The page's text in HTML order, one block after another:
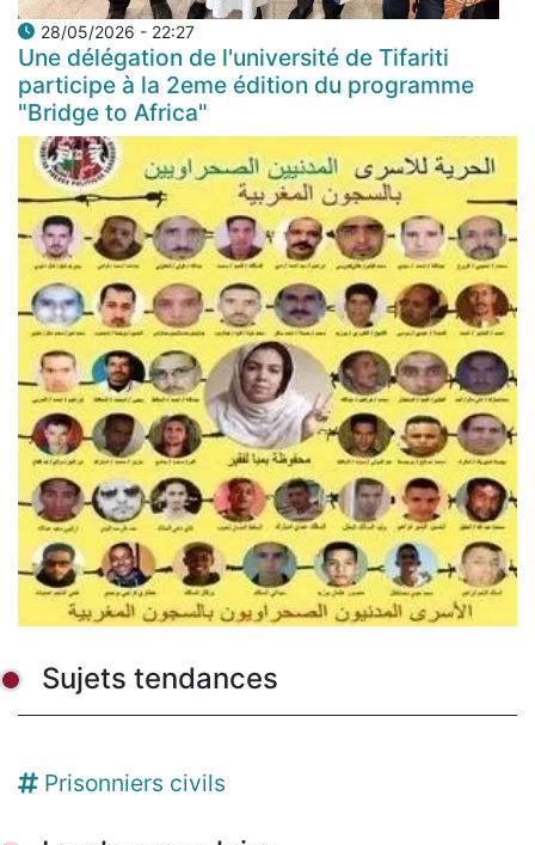
28/05/2026 - 22:27
Une délégation de l'université de Tifariti
participe à la 2eme édition du programme
"Bridge to Africa"
Sujets tendances
Prisonniers civils